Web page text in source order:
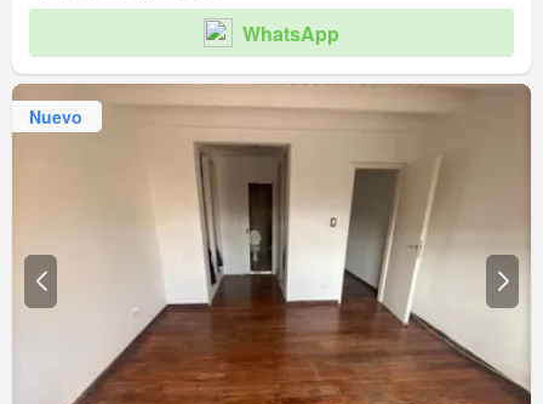
WhatsApp
Nuevo